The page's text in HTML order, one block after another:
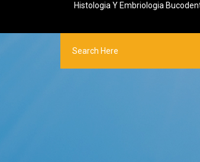
Histologia Y Embriologia